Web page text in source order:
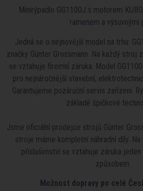
Minirýpadlo GG1100J s motorem
ramenem a výsuvnými
Jedná se o nejnovější model na trhu:
značky Günter Grossmann. Na každý stroj
se vztahuje firemní záruka. Model
pro nejnáročnější stavební,
Garantujeme pozáruční servis zařízení.
základě špičkové
Jsme oficiální prodejce strojů Günter
stroje máme kompletní náhradní díly.
příslušenství se vztahuje záruka
způsobem.
Možnost dopravy po celé